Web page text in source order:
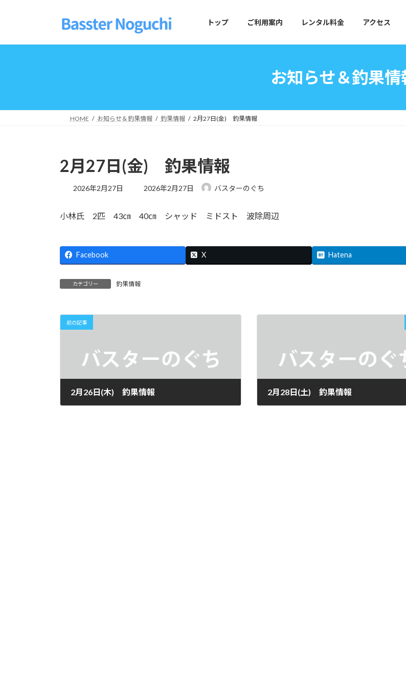
ン
ー
トップ ご利用案内 レンタル料金 アクセス
お知らせ＆釣果情
HOME お知らせ＆釣果情報 釣果情報 2月27日(金) 釣果情報
2月27日(金) 釣果情報
2026年2月27日
最
新
:
2026年2月27日 バスターのぐち
小林氏 2匹 43㎝ 40㎝ シャッド ミドスト 波除周辺
Facebook X Hatena
カテゴリー 釣果情報
前の記事
2月26日(木) 釣果情報 2月28日(土) 釣果情報